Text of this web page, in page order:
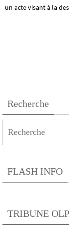
un acte visant à la
Recherche
FLASH INFO
TRIBUNE